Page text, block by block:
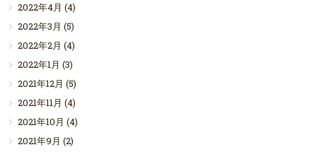
2022年4月 (4)
2022年3月 (5)
2022年2月 (4)
2022年1月 (3)
2021年12月 (5)
2021年11月 (4)
2021年10月 (4)
2021年9月 (2)